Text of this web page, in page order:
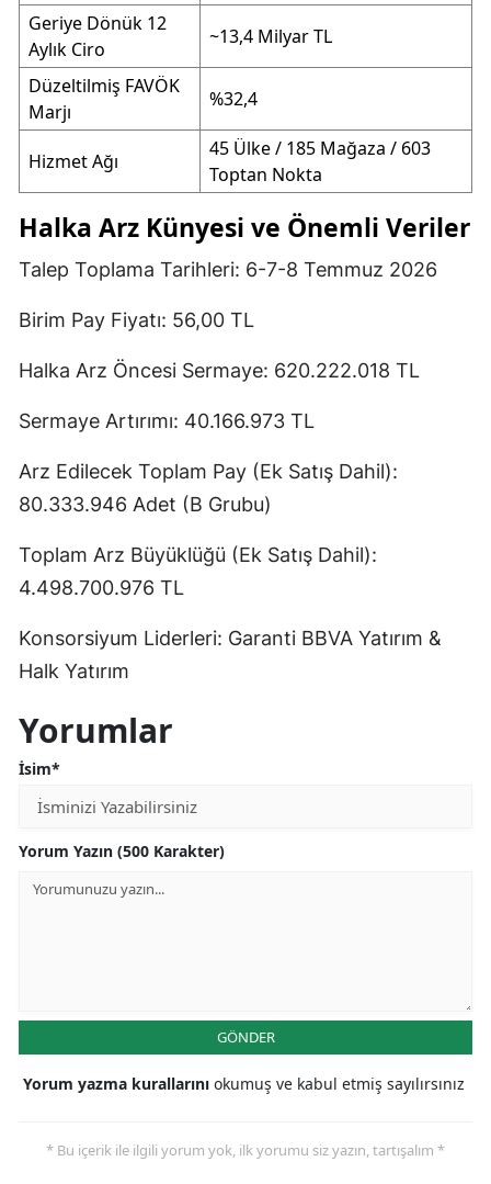
Geriye Dönük 12
Aylık Ciro
~13,4 Milyar TL
Düzeltilmiş FAVÖK
Marjı
%32,4
Hizmet Ağı
45 Ülke / 185 Mağaza / 603
Toptan Nokta
Halka Arz Künyesi ve Önemli Veriler
Talep Toplama Tarihleri: 6-7-8 Temmuz 2026
Birim Pay Fiyatı: 56,00 TL
Halka Arz Öncesi Sermaye: 620.222.018 TL
Sermaye Artırımı: 40.166.973 TL
Arz Edilecek Toplam Pay (Ek Satış Dahil):
80.333.946 Adet (B Grubu)
Toplam Arz Büyüklüğü (Ek Satış Dahil):
4.498.700.976 TL
Konsorsiyum Liderleri: Garanti BBVA Yatırım &
Halk Yatırım
Yorumlar
İsim*
Yorum Yazın (500 Karakter)
GÖNDER
Yorum yazma kurallarını okumuş ve kabul etmiş sayılırsınız
* Bu içerik ile ilgili yorum yok, ilk yorumu siz yazın, tartışalım *